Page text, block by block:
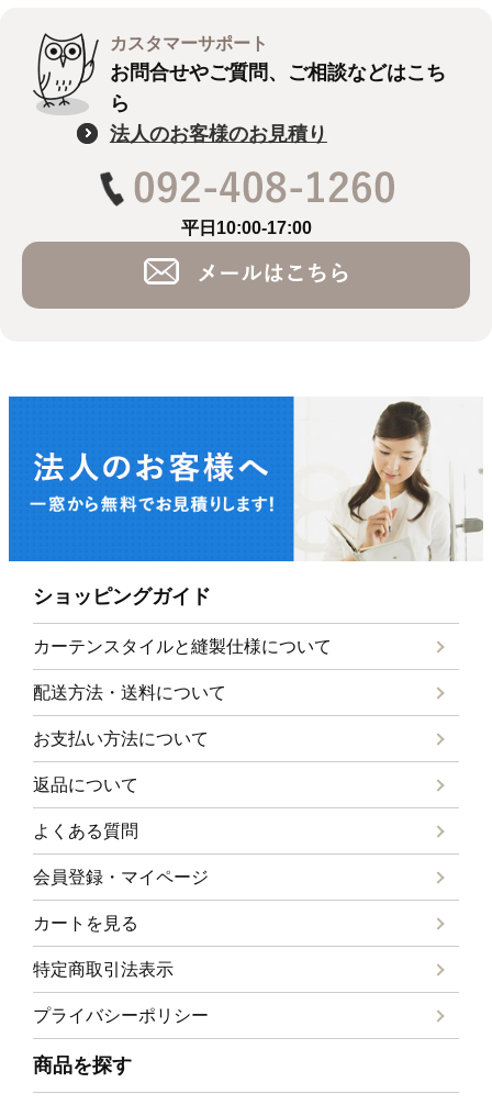
カスタマーサポート
お問合せやご質問、ご相談などはこち
ら
法人のお客様のお見積り
平日10:00-17:00
ショッピングガイド
カーテンスタイルと縫製仕様について
配送方法・送料について
お支払い方法について
返品について
よくある質問
会員登録・マイページ
カートを見る
特定商取引法表示
プライバシーポリシー
商品を探す